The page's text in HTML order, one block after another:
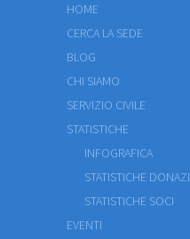
HOME
CERCA LA SEDE
BLOG
CHI SIAMO
SERVIZIO CIVILE
STATISTICHE
INFOGRAFICA
STATISTICHE
STATISTICHE SOCI
EVENTI